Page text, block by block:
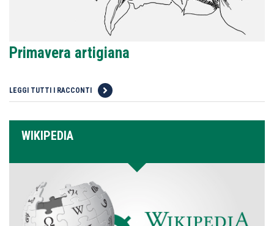
Primavera artigiana
LEGGI TUTTI I RACCONTI
WIKIPEDIA